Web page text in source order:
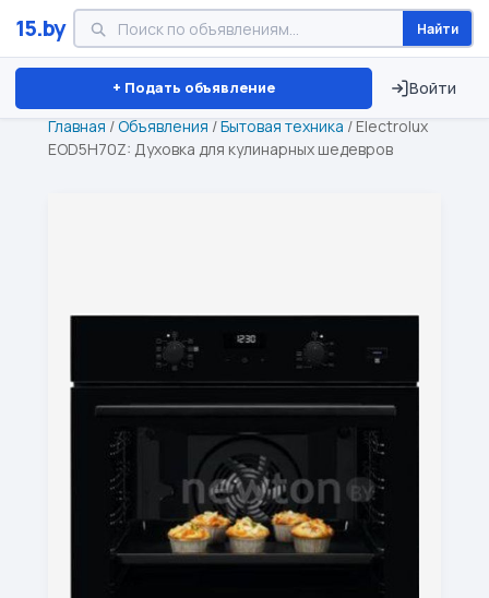
15.by Найти
+ Подать объявление Войти
Минск Витебск Брест ⏱ ТОЛЬКО 15 ДНЕЙ
Главная /Объявления /Бытовая техника / Electrolux
EOD5H70Z: Духовка для кулинарных шедевров